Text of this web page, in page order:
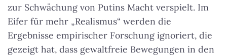
zur Schwächung von Putins Macht verspielt. Im
Eifer für mehr „Realismus“ werden die
Ergebnisse empirischer Forschung ignoriert, die
gezeigt hat, dass gewaltfreie Bewegungen in den